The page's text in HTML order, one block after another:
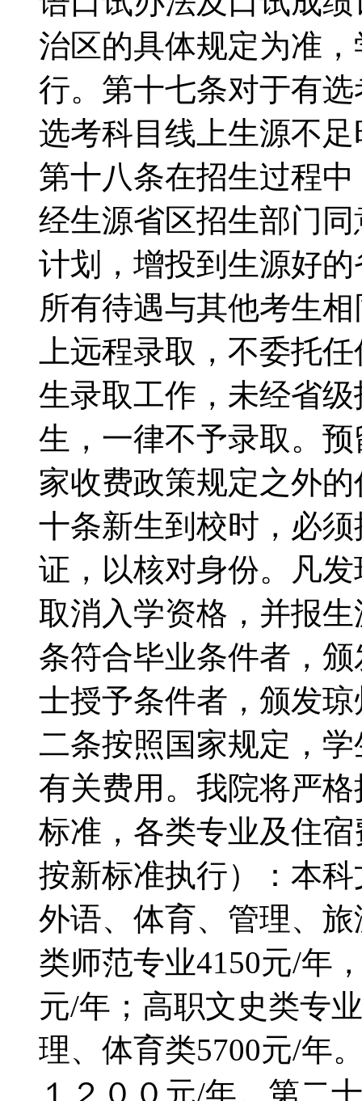
治区的具体规定为准
行。第十七条对于有
选考科目线上生源不
第十八条在招生过程
经生源省区招生部门
计划，增投到生源好
所有待遇与其他考生
上远程录取，不委托
生录取工作，未经省
生，一律不予录取。
家收费政策规定之外
十条新生到校时，必
证，以核对身份。凡
取消入学资格，并报
条符合毕业条件者，
士授予条件者，颁发
二条按照国家规定，
有关费用。我院将严
标准，各类专业及住
按新标准执行）：本
外语、体育、管理、
类师范专业4150元/年
元/年；高职文史类专
理、体育类5700元/年
１２００元/年。第二